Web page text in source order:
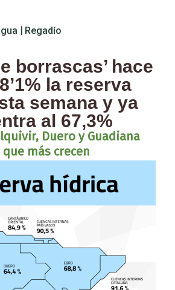
| Regadío
borrascas’ hace
la reserva
semana y ya
al 67,3%
Duero y Guadiana
que más crecen